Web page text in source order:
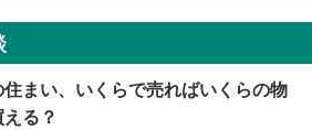
住まい、いくらで売ればいくらの物
る？